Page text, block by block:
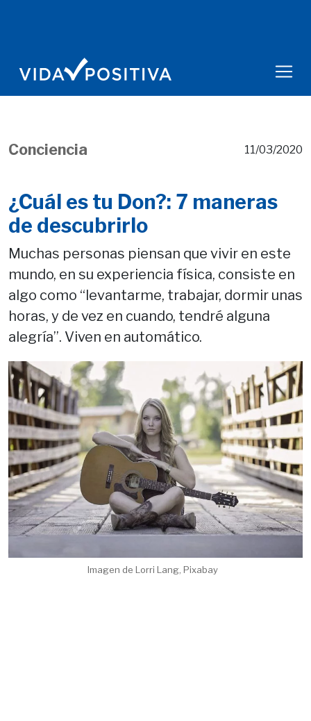
Conciencia 11/03/2020
¿Cuál es tu Don?: 7 maneras
de descubrirlo
Muchas personas piensan que vivir en este
mundo, en su experiencia física, consiste en
algo como “levantarme, trabajar, dormir unas
horas, y de vez en cuando, tendré alguna
alegría”. Viven en automático.
Imagen de Lorri Lang, Pixabay